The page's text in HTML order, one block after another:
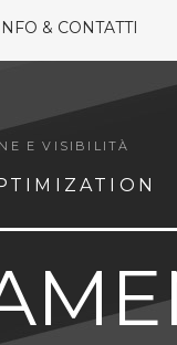
& CONTATTI
E VISIBILITÀ